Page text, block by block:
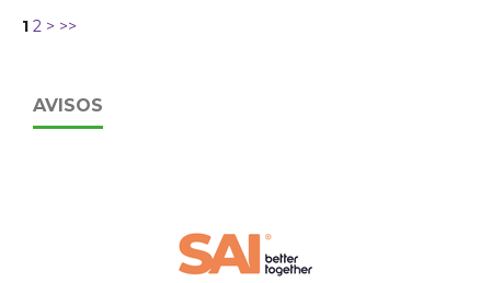
1 2 > >>
AVISOS